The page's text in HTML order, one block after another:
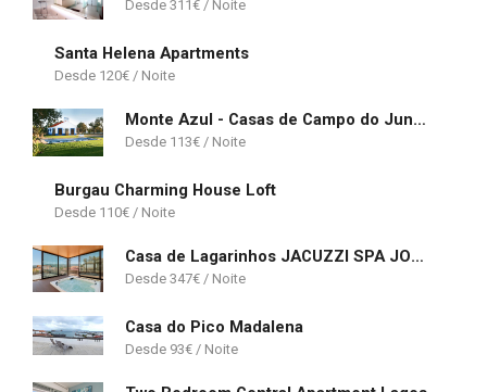
311€
Santa Helena Apartments
120€
Monte Azul - Casas de Campo do Junqueirinho
113€
Burgau Charming House Loft
110€
Casa de Lagarinhos JACUZZI SPA JOGOS GYM - SERRA DA ESTRELA - SEIA - GOUVEIA
347€
Casa do Pico Madalena
93€